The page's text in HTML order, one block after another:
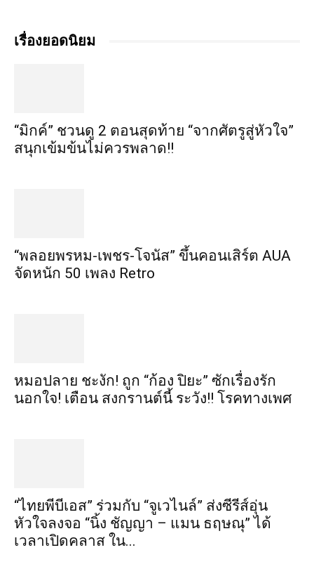
เรื่องยอดนิยม
“มิกค์” ชวนดู 2 ตอนสุดท้าย “จากศัตรูสู่หัวใจ”
สนุกเข้มข้นไม่ควรพลาด!!
“พลอยพรหม-เพชร-โจนัส” ขึ้นคอนเสิร์ต AUA
จัดหนัก 50 เพลง Retro
หมอปลาย ชะงัก! ถูก “ก้อง ปิยะ” ซักเรื่องรัก
นอกใจ! เตือน สงกรานต์นี้ ระวัง!! โรคทางเพศ
“ไทยพีบีเอส” ร่วมกับ “จูเวไนล์” ส่งซีรีส์อุ่น
หัวใจลงจอ “นิ้ง ชัญญา – แมน ธฤษณุ” ได้
เวลาเปิดคลาส ใน...